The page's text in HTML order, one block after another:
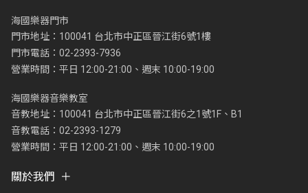
海國樂器門市
門市地址：100041 台北市中正區晉江街6號1樓
門市電話：02-2393-7936
營業時間：平日 12:00-21:00、週末 10:00-19:00
海國樂器音樂教室
音教地址：100041 台北市中正區晉江街6之1號1F、B1
音教電話：02-2393-1279
營業時間：平日 12:00-21:00、週末 10:00-19:00
關於我們